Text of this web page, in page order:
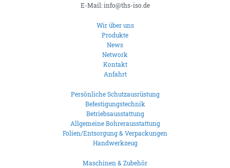
E-Mail: info@ths-iso.de
Wir über uns
Produkte
News
Network
Kontakt
Anfahrt
Persönliche Schutzausrüstung
Befestigungstechnik
Betriebsausstattung
Allgemeine Bohrerausstattung
Folien/Entsorgung & Verpackungen
Handwerkzeug
Maschinen & Zubehör